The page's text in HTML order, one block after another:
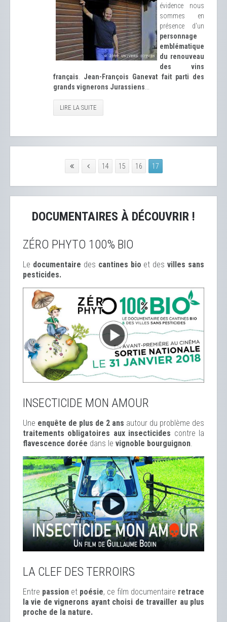
évidence nous
sommes en
présence d'un
personnage
emblématique
du renouveau
des vins
français
Jean-François Ganevat fait parti des
grands vignerons Jurassiens
LIRE LA SUITE
14 15 16 17
DOCUMENTAIRES À DÉCOUVRIR !
ZÉRO PHYTO 100% BIO
Le documentaire des cantines bio et desvilles sans
pesticides.
INSECTICIDE MON AMOUR
Une enquête de plus de 2 ans autour du problème des
traitements obligatoires aux insecticides contre la
flavescence dorée dans le vignoble bourguignon.
LA CLEF DES TERROIRS
Entre passion et poésie, ce film documentaire retrace
la vie de vignerons ayant choisi de travailler au plus
proche de la nature.